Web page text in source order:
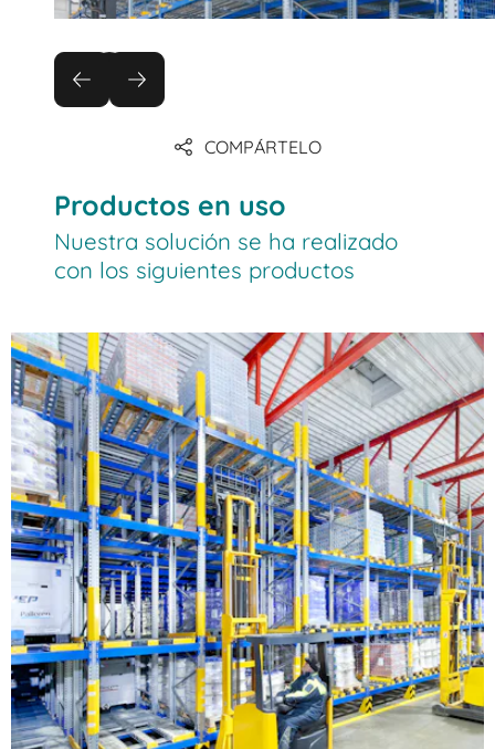
COMPÁRTELO
Productos en uso
Nuestra solución se ha realizado
con los siguientes productos